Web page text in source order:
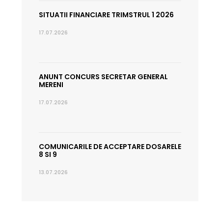
SITUATII FINANCIARE TRIMSTRUL 1 2026
17.07.2026
ANUNT CONCURS SECRETAR GENERAL
MERENI
17.07.2026
COMUNICARILE DE ACCEPTARE DOSARELE
8 SI 9
13.07.2026